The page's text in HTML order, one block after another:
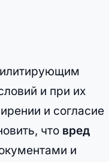
и при их
и согласие
что вред
и